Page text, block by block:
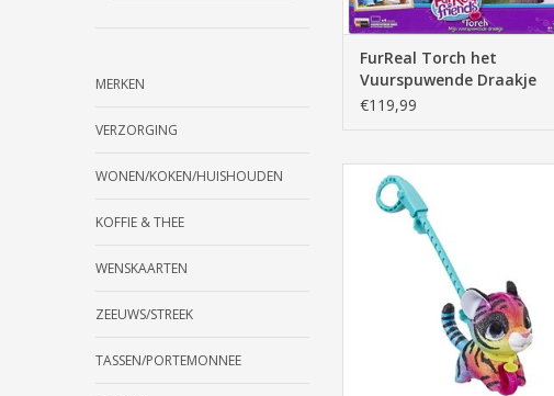
MERKEN
VERZORGING
WONEN/KOKEN/HUISHOUDEN
KOFFIE & THEE
WENSKAARTEN
ZEEUWS/STREEK
TASSEN/PORTEMONNEE
FurReal Torch het
Vuurspuwende Draakje
€119,99
FurReal Walkalots Lil Wags, Tijger,
TOEVOEGEN AAN WINKELWAGEN